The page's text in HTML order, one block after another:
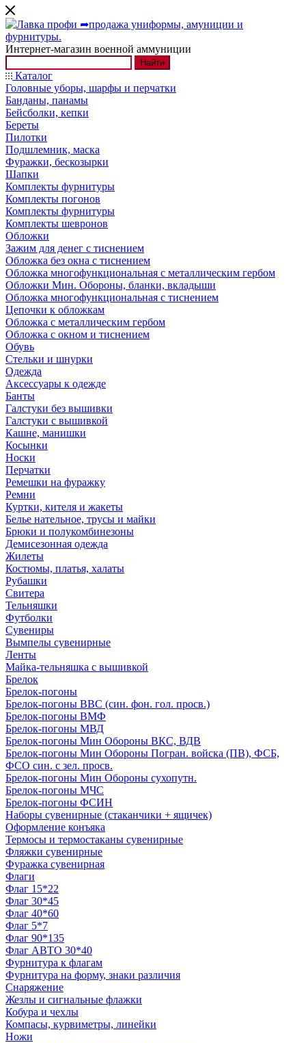
Интернет-магазин военной аммуниции
Найти
Каталог
Головные уборы, шарфы и перчатки
Банданы, панамы
Бейсболки, кепки
Береты
Пилотки
Подшлемник, маска
Фуражки, бескозырки
Шапки
Комплекты фурнитуры
Комплекты погонов
Комплекты фурнитуры
Комплекты шевронов
Обложки
Зажим для денег с тиснением
Обложка без окна с тиснением
Обложка многофункциональная с металлическим гербом
Обложки Мин. Обороны, бланки, вкладыши
Обложка многофункциональная с тиснением
Цепочки к обложкам
Обложка с металлическим гербом
Обложка с окном и тиснением
Обувь
Стельки и шнурки
Одежда
Аксессуары к одежде
Банты
Галстуки без вышивки
Галстуки с вышивкой
Кашне, манишки
Косынки
Носки
Перчатки
Ремешки на фуражку
Ремни
Куртки, кителя и жакеты
Белье нательное, трусы и майки
Брюки и полукомбинезоны
Демисезонная одежда
Жилеты
Костюмы, платья, халаты
Рубашки
Свитера
Тельняшки
Футболки
Сувениры
Вымпелы сувенирные
Ленты
Майка-тельняшка с вышивкой
Брелок
Брелок-погоны
Брелок-погоны ВВС (син. фон. гол. просв.)
Брелок-погоны ВМФ
Брелок-погоны МВД
Брелок-погоны Мин Обороны ВКС, ВДВ
Брелок-погоны Мин Обороны Погран. войска (ПВ), ФСБ,
ФСО син. с зел. просв.
Брелок-погоны Мин Обороны сухопутн.
Брелок-погоны МЧС
Брелок-погоны ФСИН
Наборы сувенирные (стаканчики + ящичек)
Оформление конъяка
Термосы и термостаканы сувенирные
Фляжки сувенирные
Фуражка сувенирная
Флаги
Флаг 15*22
Флаг 30*45
Флаг 40*60
Флаг 5*7
Флаг 90*135
Флаг АВТО 30*40
Фурнитура к флагам
Фурнитура на форму, знаки различия
Снаряжение
Жезлы и сигнальные флажки
Кобура и чехлы
Компасы, курвиметры, линейки
Ножи